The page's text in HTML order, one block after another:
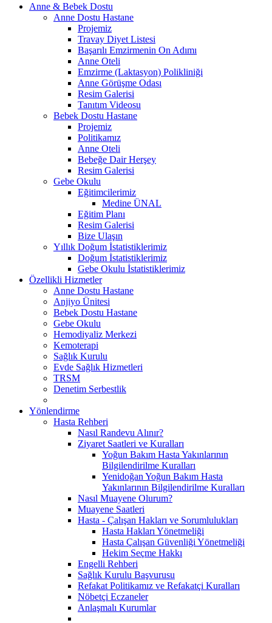
Anne & Bebek Dostu
Anne Dostu Hastane
Projemiz
Travay Diyet Listesi
Başarılı Emzirmenin On Adımı
Anne Oteli
Emzirme (Laktasyon) Polikliniği
Anne Görüşme Odası
Resim Galerisi
Tanıtım Videosu
Bebek Dostu Hastane
Projemiz
Politikamız
Anne Oteli
Bebeğe Dair Herşey
Resim Galerisi
Gebe Okulu
Eğitimcilerimiz
Medine ÜNAL
Eğitim Planı
Resim Galerisi
Bize Ulaşın
Yıllık Doğum İstatistiklerimiz
Doğum İstatistiklerimiz
Gebe Okulu İstatistiklerimiz
Özellikli Hizmetler
Anne Dostu Hastane
Anjiyo Ünitesi
Bebek Dostu Hastane
Gebe Okulu
Hemodiyaliz Merkezi
Kemoterapi
Sağlık Kurulu
Evde Sağlık Hizmetleri
TRSM
Denetim Serbestlik
Yönlendirme
Hasta Rehberi
Nasıl Randevu Alınır?
Ziyaret Saatleri ve Kuralları
Yoğun Bakım Hasta Yakınlarının
Bilgilendirilme Kuralları
Yenidoğan Yoğun Bakım Hasta
Yakınlarının Bilgilendirilme Kuralları
Nasıl Muayene Olurum?
Muayene Saatleri
Hasta - Çalışan Hakları ve Sorumlulukları
Hasta Hakları Yönetmeliği
Hasta Çalışan Güvenliği Yönetmeliği
Hekim Seçme Hakkı
Engelli Rehberi
Sağlık Kurulu Başvurusu
Refakat Politikamız ve Refakatçi Kuralları
Nöbetçi Eczaneler
Anlaşmalı Kurumlar